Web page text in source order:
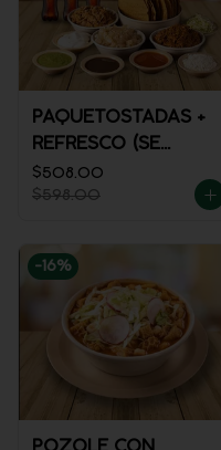
PAQUETOSTADAS +
REFRESCO (SE
ENVÍA FRÍO)
$508.00
$598.00
-16%
POZOLE CON